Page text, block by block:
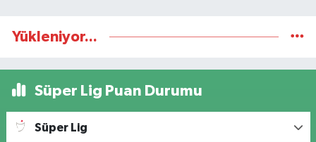
Yükleniyor...
Süper Lig Puan Durumu
Süper Lig